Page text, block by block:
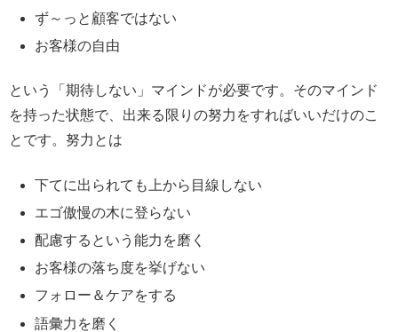
ず～っと顧客ではない
お客様の自由
という「期待しない」マインドが必要です。そのマインド
を持った状態で、出来る限りの努力をすればいいだけのこ
とです。努力とは
下てに出られても上から目線しない
エゴ傲慢の木に登らない
配慮するという能力を磨く
お客様の落ち度を挙げない
フォロー＆ケアをする
語彙力を磨く